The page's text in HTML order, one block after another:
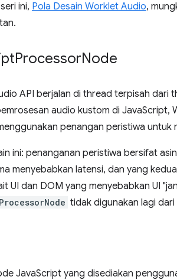
ini, Pola Desain Worklet Audio,
ProcessorNode
API berjalan di thread terpisah dari
audio kustom di JavaScript,
penangan peristiwa untuk
ini: penanganan peristiwa bersifat
menyebabkan latensi, dan yang
UI dan DOM yang menyebabkan UI
tidak digunakan lagi
JavaScript yang disediakan